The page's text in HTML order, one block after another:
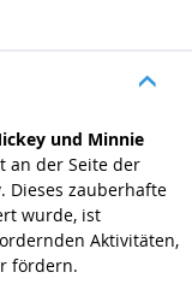
und Minnie
an der Seite der
. Dieses zauberhafte
wurde, ist
Aktivitäten,
fördern.